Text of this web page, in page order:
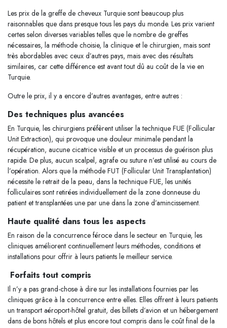
Les prix de la greffe de cheveux Turquie sont beaucoup plus
raisonnables que dans presque tous les pays du monde. Les prix varient
certes selon diverses variables telles que le nombre de greffes
nécessaires, la méthode choisie, la clinique et le chirurgien, mais sont
très abordables avec ceux d’autres pays, mais avec des résultats
similaires, car cette différence est avant tout dû au coût de la vie en
Turquie.
Outre le prix, il y a encore d’autres avantages, entre autres :
Des techniques plus avancées
En Turquie, les chirurgiens préfèrent utiliser la technique FUE (Follicular
Unit Extraction), qui provoque une douleur minimale pendant la
récupération, aucune cicatrice visible et un processus de guérison plus
rapide. De plus, aucun scalpel, agrafe ou suture n’est utilisé au cours de
l’opération. Alors que la méthode FUT (Follicular Unit Transplantation)
nécessite le retrait de la peau, dans la technique FUE, les unités
folliculaires sont retirées individuellement de la zone donneuse du
patient et transplantées une par une dans la zone d’amincissement.
Haute qualité dans tous les aspects
En raison de la concurrence féroce dans le secteur en Turquie, les
cliniques améliorent continuellement leurs méthodes, conditions et
installations pour offrir à leurs patients le meilleur service.
Forfaits tout compris
Il n’y a pas grand-chose à dire sur les installations fournies par les
cliniques grâce à la concurrence entre elles. Elles offrent à leurs patients
un transport aéroport-hôtel gratuit, des billets d’avion et un hébergement
dans de bons hôtels et plus encore tout compris dans le coût final de la